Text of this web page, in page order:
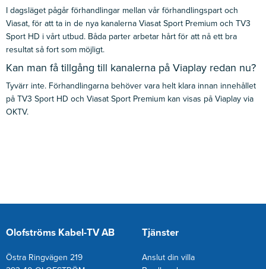
I dagsläget pågår förhandlingar mellan vår förhandlingspart och
Viasat, för att ta in de nya kanalerna Viasat Sport Premium och TV3
Sport HD i vårt utbud. Båda parter arbetar hårt för att nå ett bra
resultat så fort som möjligt.
Kan man få tillgång till kanalerna på Viaplay redan nu?
Tyvärr inte. Förhandlingarna behöver vara helt klara innan innehållet
på TV3 Sport HD och Viasat Sport Premium kan visas på Viaplay via
OKTV.
Olofströms Kabel-TV AB
Östra Ringvägen 219
Tjänster
Anslut din villa